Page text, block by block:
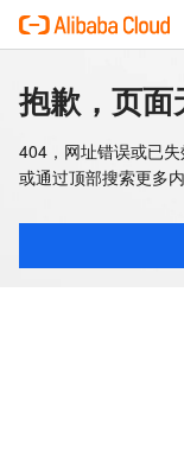
抱歉，页面
404，网址错误或已
或通过顶部搜索更多内